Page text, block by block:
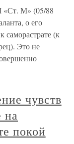
М» (05/88
о его
саморастрате (к
Это не
чувств
на
покой